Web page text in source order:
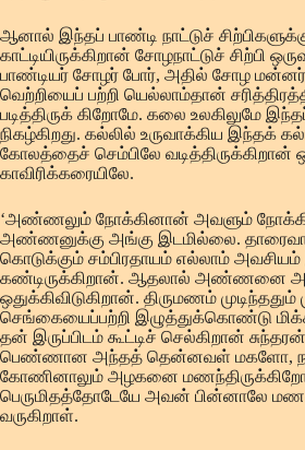
ஆனால் இந்தப் பாண்டி நாட்டுச்
காட்டியிருக்கிறான் சோழநாட்டுச் சிற்பி
பாண்டியர் சோழர் போர், அதில் சோழ
வெற்றியைப் பற்றி யெல்லாம்தான்
படித்திருக் கிறோமே. கலை உலகிலுமே
நிகழ்கிறது. கல்லில் உருவாக்கிய இந்தக்
கோலத்தைச் செம்பிலே வடித்திருக்கிறான்
காவிரிக்கரையிலே.
‘அண்ணலும் நோக்கினான் அவளும்
அண்ணனுக்கு அங்கு இடமில்லை.
கொடுக்கும் சம்பிரதாயம் எல்லாம்
கண்டிருக்கிறான். ஆதலால் அண்ணனை
ஒதுக்கிவிடுகிறான். திருமணம்
செங்கையைப்பற்றி இழுத்துக்கொண்டு
தன் இருப்பிடம் கூட்டிச் செல்கிறான்
பெண்ணான அந்தத் தென்னவள் மகளோ,
கோணினாலும் அழகனை
பெருமிதத்தோடேயே அவன் பின்னாலே
வருகிறாள்.